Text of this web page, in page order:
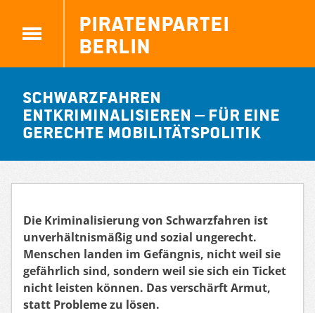
Piratenpartei
Berlin
Schwarzfahren
entkriminalisieren – für eine
gerechte Mobilitätspolitik
Die Kriminalisierung von Schwarzfahren ist
unverhältnismäßig und sozial ungerecht.
Menschen landen im Gefängnis, nicht weil sie
gefährlich sind, sondern weil sie sich ein Ticket
nicht leisten können. Das verschärft Armut,
statt Probleme zu lösen.